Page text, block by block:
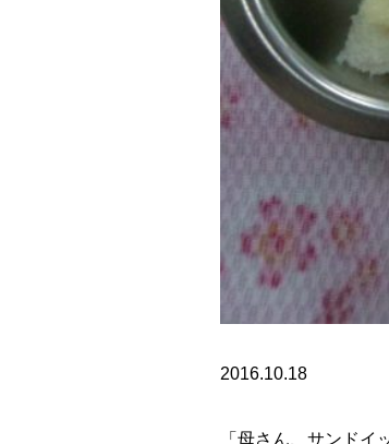
2016.10.18
「母さん、サンドイ